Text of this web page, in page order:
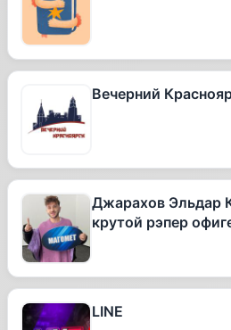
Вечерний
Джарахов Эльдар
крутой рэпер
LINE